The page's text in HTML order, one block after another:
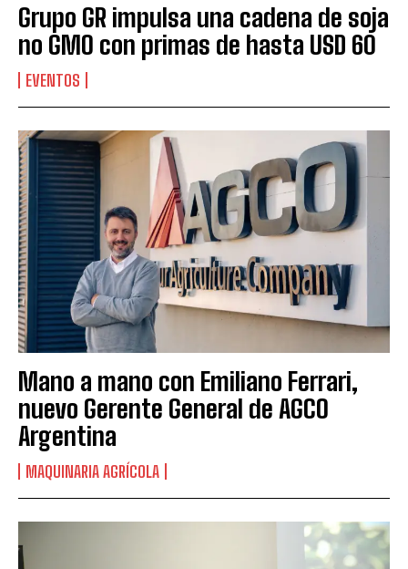
Grupo GR impulsa una cadena de soja
no GMO con primas de hasta USD 60
EVENTOS
Mano a mano con Emiliano Ferrari,
nuevo Gerente General de AGCO
Argentina
MAQUINARIA AGRÍCOLA